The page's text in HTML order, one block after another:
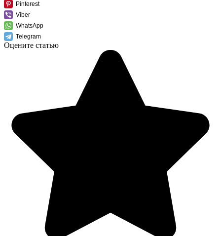
Pinterest
Viber
WhatsApp
Telegram
Оцените статью